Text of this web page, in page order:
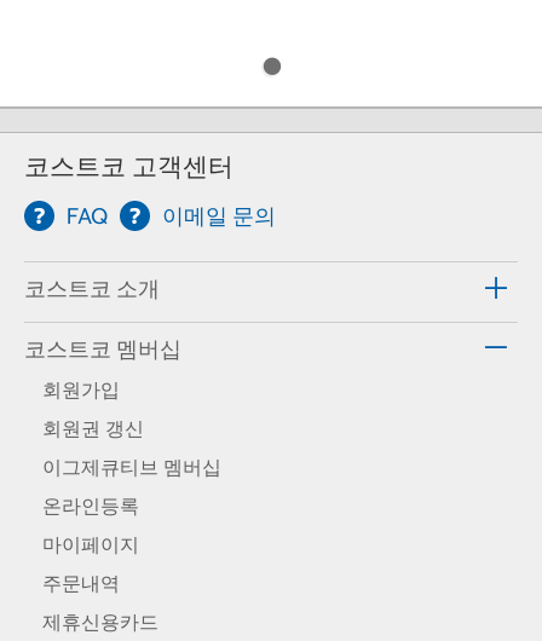
코스트코 고객센터
FAQ 이메일 문의
코스트코 소개
코스트코 멤버십
회원가입
회원권 갱신
이그제큐티브 멤버십
온라인등록
마이페이지
주문내역
제휴신용카드